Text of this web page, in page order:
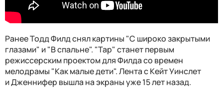
Ранее Тодд Филд снял картины "С широко закрытыми
глазами" и "В спальне". "Тар" станет первым
режиссерским проектом для Филда со времен
мелодрамы "Как малые дети". Лента с Кейт Уинслет
и Дженнифер вышла на экраны уже 15 лет назад.